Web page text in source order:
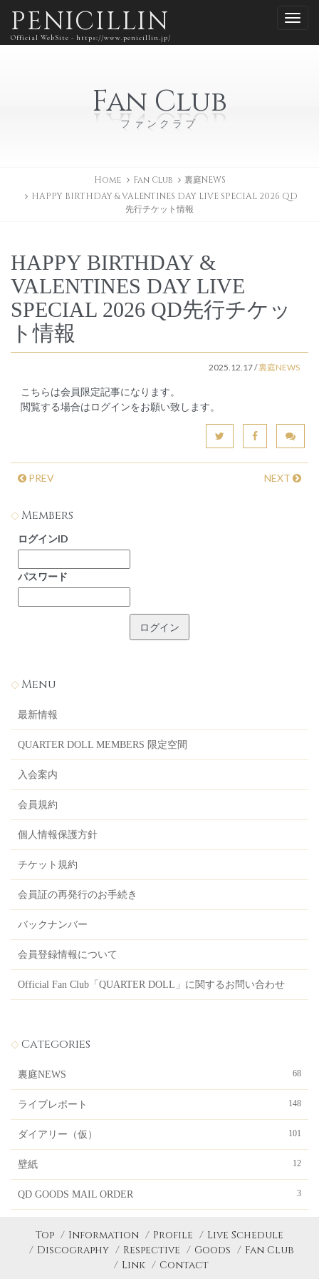
PENICILLIN
Official WebSite - https://www.penicillin.jp/
Fan Club
ファンクラブ
Home Fan Club
裏庭NEWS
HAPPY BIRTHDAY & VALENTINES DAY LIVE SPECIAL 2026 QD
先行チケット情報
HAPPY BIRTHDAY &
VALENTINES DAY LIVE
SPECIAL 2026 QD先行チケッ
ト情報
2025.12.17/裏庭NEWS
こちらは会員限定記事になります。
閲覧する場合はログインをお願い致します。
PREV NEXT
Members
ログインID
パスワード
Menu
最新情報
QUARTER DOLL MEMBERS 限定空間
入会案内
会員規約
個人情報保護方針
チケット規約
会員証の再発行のお手続き
バックナンバー
会員登録情報について
Official Fan Club「QUARTER DOLL」に関するお問い合わせ
Categories
裏庭NEWS 68
ライブレポート 148
ダイアリー（仮） 101
壁紙 12
QD GOODS MAIL ORDER 3
Top Information Profile
Live Schedule
Discography
Respective Goods
Fan Club
Link
Contact